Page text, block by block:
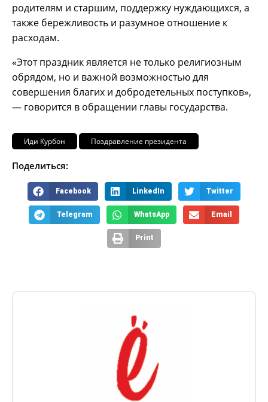
родителям и старшим, поддержку нуждающихся, а
также бережливость и разумное отношение к
расходам.
«Этот праздник является не только религиозным
обрядом, но и важной возможностью для
совершения благих и добродетельных поступков»,
— говорится в обращении главы государства.
Иди Курбон Поздравление президента
Поделиться:
Facebook LinkedIn Twitter
Telegram WhatsApp Email
Print